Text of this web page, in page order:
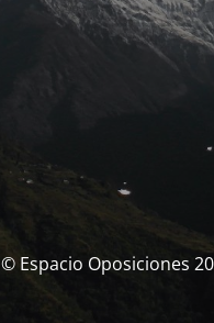
© Espacio Oposiciones